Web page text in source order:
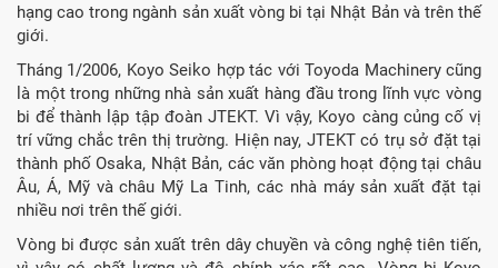
hạng cao trong ngành sản xuất vòng bi tại Nhật Bản và trên thế
giới.
Tháng 1/2006, Koyo Seiko hợp tác với Toyoda Machinery cũng
là một trong những nhà sản xuất hàng đầu trong lĩnh vực vòng
bi để thành lập tập đoàn JTEKT. Vì vậy, Koyo càng củng cố vị
trí vững chắc trên thị trường. Hiện nay, JTEKT có trụ sở đặt tại
thành phố Osaka, Nhật Bản, các văn phòng hoạt động tại châu
Âu, Á, Mỹ và châu Mỹ La Tinh, các nhà máy sản xuất đặt tại
nhiều nơi trên thế giới.
Vòng bi được sản xuất trên dây chuyền và công nghệ tiên tiến,